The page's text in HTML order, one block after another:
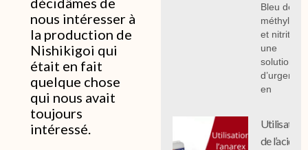
nous intéresser à
la production de
Nishikigoi qui
était en fait
quelque chose
qui nous avait
toujours
intéressé.
Bleu de
méthylène
et nitrites :
une
solution
d’urgence
en
Utilisation
de l’acide